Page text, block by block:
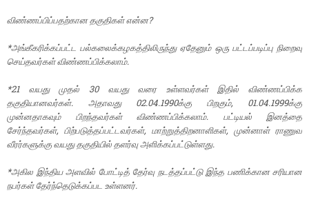
விண்ணப்பிப்பதற்கான தகுதிகள் என்ன?
*அங்கீகரிக்கப்பட்ட பல்கலைக்கழகத்திலிருந்து ஏதேனும் ஒரு பட்டப்படிப்பு நிறைவு
செய்தவர்கள் விண்ணப்பிக்கலாம்.
*21 வயது முதல் 30 வயது வரை உள்ளவர்கள் இதில் விண்ணப்பிக்க
தகுதியானவர்கள். அதாவது 02.04.1990க்கு பிறகும், 01.04.1999க்கு
முன்னதாகவும் பிறந்தவர்கள் விண்ணப்பிக்கலாம். பட்டியல் இனத்தை
சேர்ந்தவர்கள், பிற்படுத்தப்பட்டவர்கள், மாற்றுத்திறனாளிகள், முன்னாள் ராணுவ
வீரர்களுக்கு வயது தகுதியில் தளர்வு அளிக்கப்பட்டுள்ளது.
*அகில இந்திய அளவில் போட்டித் தேர்வு நடத்தப்பட்டு இந்த பணிக்கான சரியான
நபர்கள் தேர்ந்தெடுக்கப்பட உள்ளனர்.